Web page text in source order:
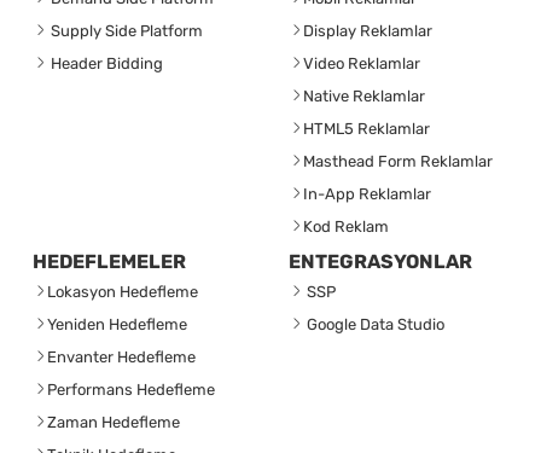
Supply Side Platform
Header Bidding
Display Reklamlar
Video Reklamlar
Native Reklamlar
HTML5 Reklamlar
Masthead Form Reklamlar
In-App Reklamlar
Kod Reklam
HEDEFLEMELER
Lokasyon Hedefleme
Yeniden Hedefleme
Envanter Hedefleme
Performans Hedefleme
Zaman Hedefleme
ENTEGRASYONLAR
SSP
Google Data Studio